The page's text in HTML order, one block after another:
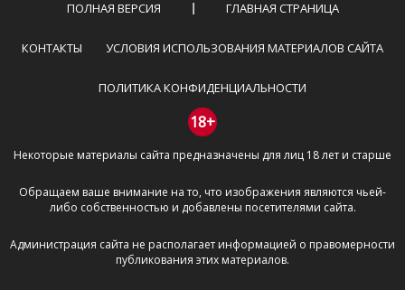
ПОЛНАЯ ВЕРСИЯ ГЛАВНАЯ СТРАНИЦА
КОНТАКТЫ УСЛОВИЯ ИСПОЛЬЗОВАНИЯ МАТЕРИАЛОВ САЙТА
ПОЛИТИКА КОНФИДЕНЦИАЛЬНОСТИ
18+
Некоторые материалы сайта предназначены для лиц 18 лет и старше
Обращаем ваше внимание на то, что изображения являются чьей-
либо собственностью и добавлены посетителями сайта.
Администрация сайта не располагает информацией о правомерности
публикования этих материалов.